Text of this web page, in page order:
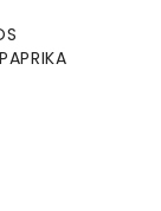
PAPRIKA